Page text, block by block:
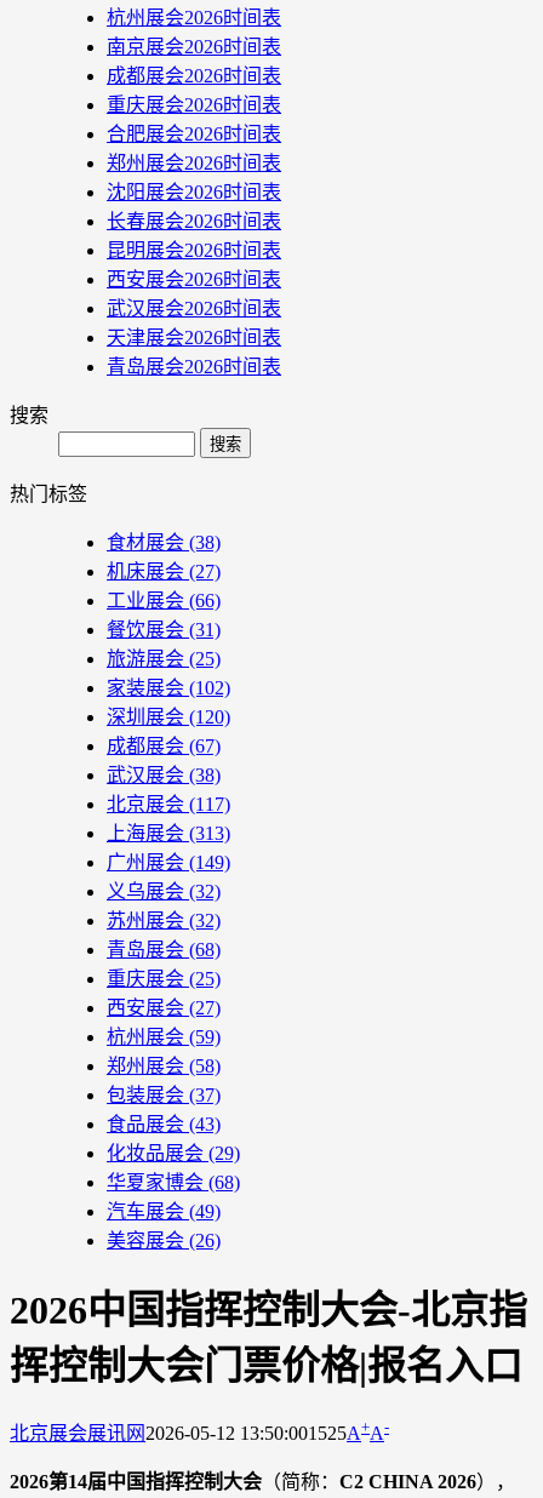
杭州展会2026时间表
南京展会2026时间表
成都展会2026时间表
重庆展会2026时间表
合肥展会2026时间表
郑州展会2026时间表
沈阳展会2026时间表
长春展会2026时间表
昆明展会2026时间表
西安展会2026时间表
武汉展会2026时间表
天津展会2026时间表
青岛展会2026时间表
搜索
Search
热门标签
食材展会 (38)
机床展会 (27)
工业展会 (66)
餐饮展会 (31)
旅游展会 (25)
家装展会 (102)
深圳展会 (120)
成都展会 (67)
武汉展会 (38)
北京展会 (117)
上海展会 (313)
广州展会 (149)
义乌展会 (32)
苏州展会 (32)
青岛展会 (68)
重庆展会 (25)
西安展会 (27)
杭州展会 (59)
郑州展会 (58)
包装展会 (37)
食品展会 (43)
化妆品展会 (29)
华夏家博会 (68)
汽车展会 (49)
美容展会 (26)
2026中国指挥控制大会-北京指
挥控制大会门票价格|报名入口
北京展会展讯网 2026-05-12 13:50:001525A+A-
2026第14届中国指挥控制大会 （简称： C2 CHINA 2026），